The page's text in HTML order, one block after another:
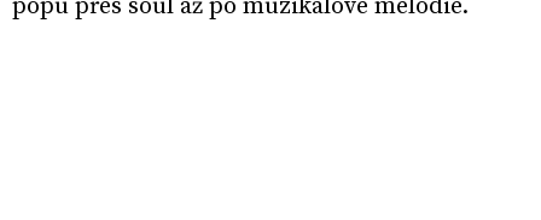
popu přes soul až po muzikálové melodie.